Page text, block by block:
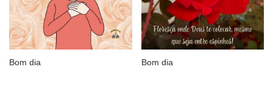
Bom dia Bom dia